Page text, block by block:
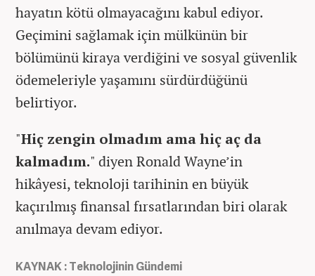
hayatın kötü olmayacağını kabul ediyor.
Geçimini sağlamak için mülkünün bir
bölümünü kiraya verdiğini ve sosyal güvenlik
ödemeleriyle yaşamını sürdürdüğünü
belirtiyor.
"Hiç zengin olmadım ama hiç aç da
kalmadım." diyen Ronald Wayne’in
hikâyesi, teknoloji tarihinin en büyük
kaçırılmış finansal fırsatlarından biri olarak
anılmaya devam ediyor.
KAYNAK : Teknolojinin Gündemi